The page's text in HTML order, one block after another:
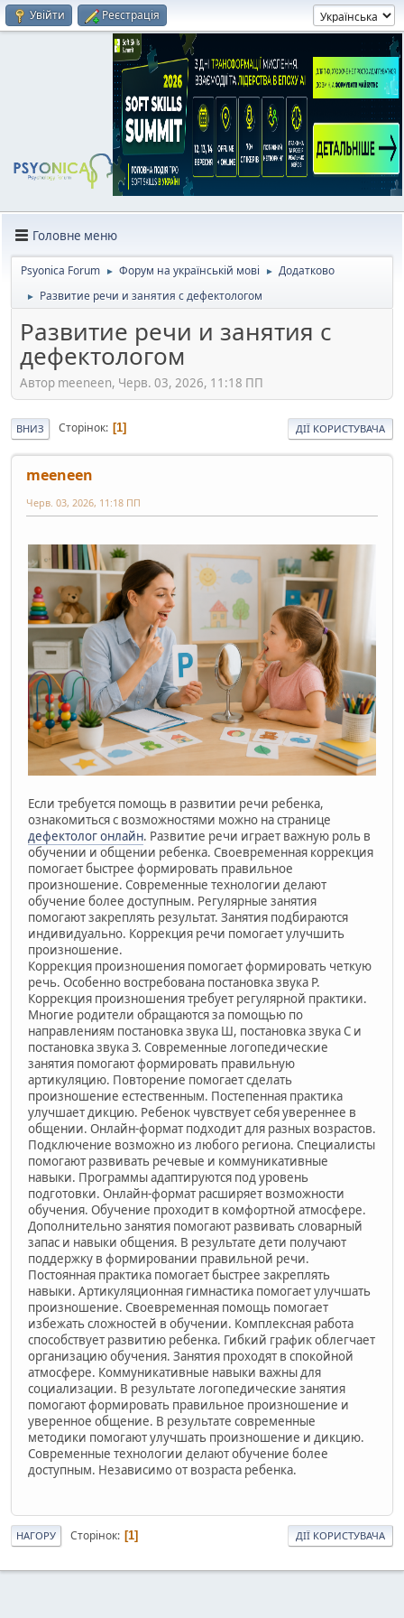
Увійти Реєстрація
Головне меню
Psyonica Forum ► Форум на українській мові ► Додатково
► Развитие речи и занятия с дефектологом
Развитие речи и занятия с
дефектологом
Автор meeneen, Черв. 03, 2026, 11:18 ПП
ВНИЗ Сторінок 1 ДІЇ КОРИСТУВАЧА
meeneen
Черв. 03, 2026, 11:18 ПП
Если требуется помощь в развитии речи ребенка,
ознакомиться с возможностями можно на странице
дефектолог онлайн. Развитие речи играет важную роль в
обучении и общении ребенка. Своевременная коррекция
помогает быстрее формировать правильное
произношение. Современные технологии делают
обучение более доступным. Регулярные занятия
помогают закреплять результат. Занятия подбираются
индивидуально. Коррекция речи помогает улучшить
произношение.
Коррекция произношения помогает формировать четкую
речь. Особенно востребована постановка звука Р.
Коррекция произношения требует регулярной практики.
Многие родители обращаются за помощью по
направлениям постановка звука Ш, постановка звука С и
постановка звука З. Современные логопедические
занятия помогают формировать правильную
артикуляцию. Повторение помогает сделать
произношение естественным. Постепенная практика
улучшает дикцию. Ребенок чувствует себя увереннее в
общении. Онлайн-формат подходит для разных возрастов.
Подключение возможно из любого региона. Специалисты
помогают развивать речевые и коммуникативные
навыки. Программы адаптируются под уровень
подготовки. Онлайн-формат расширяет возможности
обучения. Обучение проходит в комфортной атмосфере.
Дополнительно занятия помогают развивать словарный
запас и навыки общения. В результате дети получают
поддержку в формировании правильной речи.
Постоянная практика помогает быстрее закреплять
навыки. Артикуляционная гимнастика помогает улучшать
произношение. Своевременная помощь помогает
избежать сложностей в обучении. Комплексная работа
способствует развитию ребенка. Гибкий график облегчает
организацию обучения. Занятия проходят в спокойной
атмосфере. Коммуникативные навыки важны для
социализации. В результате логопедические занятия
помогают формировать правильное произношение и
уверенное общение. В результате современные
методики помогают улучшать произношение и дикцию.
Современные технологии делают обучение более
доступным. Независимо от возраста ребенка.
НАГОРУ Сторінок 1 ДІЇ КОРИСТУВАЧА